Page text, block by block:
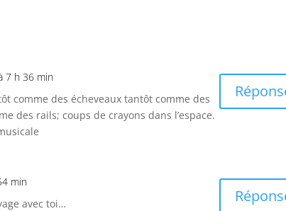
7 h 36 min
comme des écheveaux tantôt comme des
des rails; coups de crayons dans l’espace.
min
avec toi…